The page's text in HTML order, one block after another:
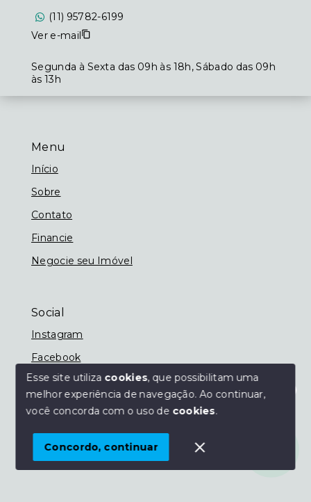
Olá! Estamos disponíveis para te ajudar.
Menu
Início
Sobre
Contato
Financie
Negocie seu Imóvel
Social
Instagram
Facebook
© Copyright 2026 - Imobiliária Nassif - Todos os
SITE PARA IMOBILIARIA
(11) 95782-6199
Ver e-mail
Segunda à Sexta das 09h às 18h, Sábado das 09h
às 13h
Esse site utiliza cookies, que possibilitam uma
melhor experiência de navegação.Ao continuar,
você concorda com o uso de cookies.
Concordo, continuar